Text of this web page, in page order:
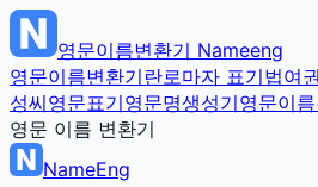
영문이름변환기 Nameeng
영문이름변환기란로마자 표기법여
성씨영문표기영문명생성기영문이
영문 이름 변환기
NameEng